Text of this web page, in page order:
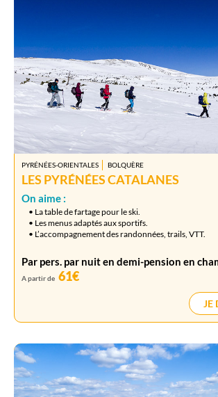
PYRÉNÉES-ORIENTALES BOLQUÈRE
LES PYRÉNÉES CATALANES
On aime :
• La table de fartage pour le ski.
• Les menus adaptés aux sportifs.
• L’accompagnement des randonnées, trails, VTT.
Par pers. par nuit en demi-pension en
A partir de 61€
JE